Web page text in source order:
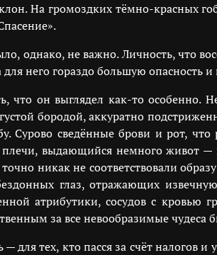
На громоздких тёмно-красных
однако, не важно. Личность, что
для него гораздо большую опасность и
что он выглядел как-то особенно.
бородой, аккуратно
Сурово сведённые брови и рот, что
выдающийся немного живот —
никак не соответствовали
глаз, отражающих
атрибутики, сосудов с
за все невообразимые
— для тех, кто пасся за счёт налогов